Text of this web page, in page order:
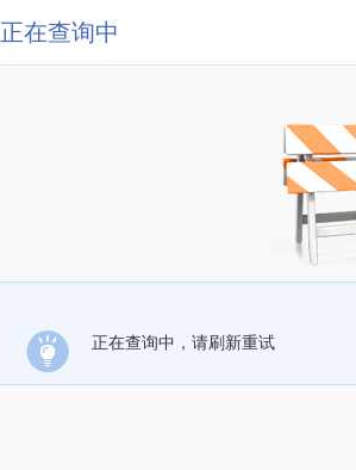
正在查询中
正在查询中，请刷新重试